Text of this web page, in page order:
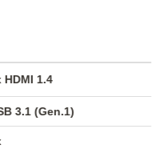
HDMI 1.4
3.1 (Gen.1)